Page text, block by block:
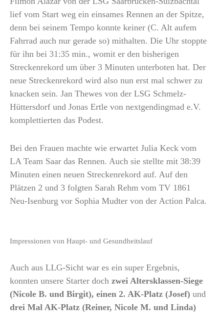
lief vom Start weg ein einsames Rennen an der Spitze,
denn bei seinem Tempo konnte keiner (C. Alt aufem
Fahrrad auch nur gerade so) mithalten. Die Uhr stoppte
für ihn bei 31:35 min., womit er den bisherigen
Streckenrekord um über 3 Minuten unterboten hat. Der
neue Streckenrekord wird also nun erst mal schwer zu
knacken sein. Jan Thewes von der LSG Schmelz-
Hüttersdorf und Jonas Ertle von nextgendingmad e.V.
komplettierten das Podest.
Bei den Frauen machte wie erwartet Julia Keck vom
LA Team Saar das Rennen. Auch sie stellte mit 38:39
Minuten einen neuen Streckenrekord auf. Auf den
Plätzen 2 und 3 folgten Sarah Rehm vom TV 1861
Neu-Isenburg vor Sophia Mudter von der Action Palca.
Impressionen von Haupt- und Gesundheitslauf
Auch aus LLG-Sicht war es ein super Ergebnis,
konnten unsere Starter doch zwei Altersklassen-Siege
(Nicole B. und Birgit), einen 2. AK-Platz (Josef) und
drei Mal AK-Platz (Reiner, Nicole M. und Linda)